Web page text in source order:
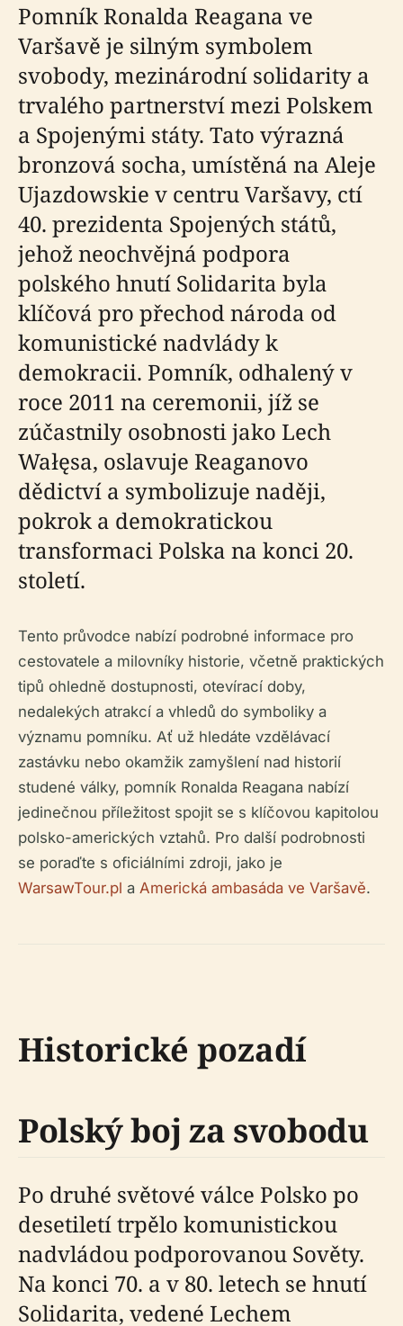
Pomník Ronalda Reagana ve
Varšavě je silným symbolem
svobody, mezinárodní solidarity a
trvalého partnerství mezi Polskem
a Spojenými státy. Tato výrazná
bronzová socha, umístěná na Aleje
Ujazdowskie v centru Varšavy, ctí
40. prezidenta Spojených států,
jehož neochvějná podpora
polského hnutí Solidarita byla
klíčová pro přechod národa od
komunistické nadvlády k
demokracii. Pomník, odhalený v
roce 2011 na ceremonii, jíž se
zúčastnily osobnosti jako Lech
Wałęsa, oslavuje Reaganovo
dědictví a symbolizuje naději,
pokrok a demokratickou
transformaci Polska na konci 20.
století.
Tento průvodce nabízí podrobné informace pro
cestovatele a milovníky historie, včetně praktických
tipů ohledně dostupnosti, otevírací doby,
nedalekých atrakcí a vhledů do symboliky a
významu pomníku. Ať už hledáte vzdělávací
zastávku nebo okamžik zamyšlení nad historií
studené války, pomník Ronalda Reagana nabízí
jedinečnou příležitost spojit se s klíčovou kapitolou
polsko-amerických vztahů. Pro další podrobnosti
se poraďte s oficiálními zdroji, jako je
WarsawTour.pl a Americká ambasáda ve Varšavě.
Historické pozadí
Polský boj za svobodu
Po druhé světové válce Polsko po
desetiletí trpělo komunistickou
nadvládou podporovanou Sověty.
Na konci 70. a v 80. letech se hnutí
Solidarita, vedené Lechem